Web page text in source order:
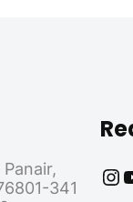
341